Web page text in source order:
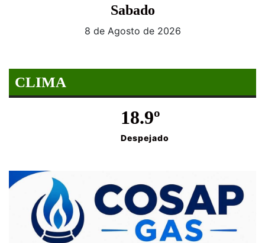
Sabado
8 de Agosto de 2026
CLIMA
18.9º
Despejado